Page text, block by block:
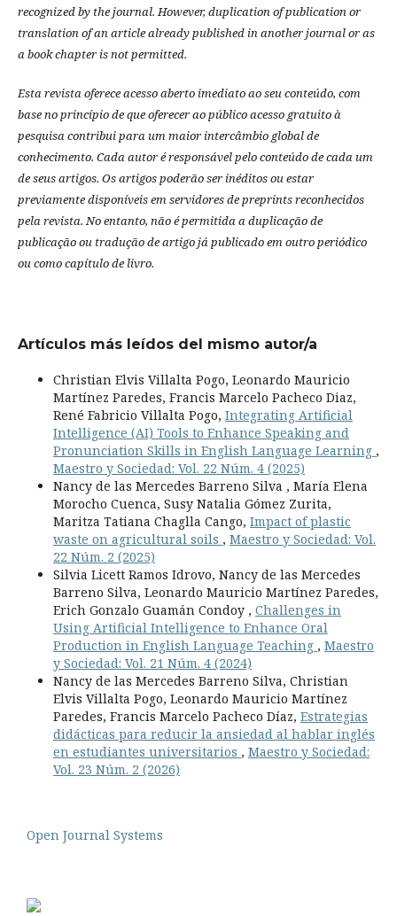
recognized by the journal. However, duplication of publication or
translation of an article already published in another journal or as
a book chapter is not permitted.
Esta revista oferece acesso aberto imediato ao seu conteúdo, com
base no princípio de que oferecer ao público acesso gratuito à
pesquisa contribui para um maior intercâmbio global de
conhecimento. Cada autor é responsável pelo conteúdo de cada um
de seus artigos. Os artigos poderão ser inéditos ou estar
previamente disponíveis em servidores de preprints reconhecidos
pela revista. No entanto, não é permitida a duplicação de
publicação ou tradução de artigo já publicado em outro periódico
ou como capítulo de livro.
Artículos más leídos del mismo autor/a
Christian Elvis Villalta Pogo, Leonardo Mauricio
Martínez Paredes, Francis Marcelo Pacheco Diaz,
René Fabricio Villalta Pogo, Integrating Artificial
Intelligence (AI) Tools to Enhance Speaking and
Pronunciation Skills in English Language Learning ,
Maestro y Sociedad: Vol. 22 Núm. 4 (2025)
Nancy de las Mercedes Barreno Silva , María Elena
Morocho Cuenca, Susy Natalia Gómez Zurita,
Maritza Tatiana Chaglla Cango, Impact of plastic
waste on agricultural soils , Maestro y Sociedad: Vol.
22 Núm. 2 (2025)
Silvia Licett Ramos Idrovo, Nancy de las Mercedes
Barreno Silva, Leonardo Mauricio Martínez Paredes,
Erich Gonzalo Guamán Condoy , Challenges in
Using Artificial Intelligence to Enhance Oral
Production in English Language Teaching , Maestro
y Sociedad: Vol. 21 Núm. 4 (2024)
Nancy de las Mercedes Barreno Silva, Christian
Elvis Villalta Pogo, Leonardo Mauricio Martínez
Paredes, Francis Marcelo Pacheco Díaz, Estrategias
didácticas para reducir la ansiedad al hablar inglés
en estudiantes universitarios , Maestro y Sociedad:
Vol. 23 Núm. 2 (2026)
Open Journal Systems